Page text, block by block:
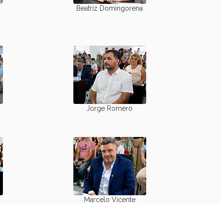
Beatriz Domingorena
Jorge Romero
Marcelo Vicente